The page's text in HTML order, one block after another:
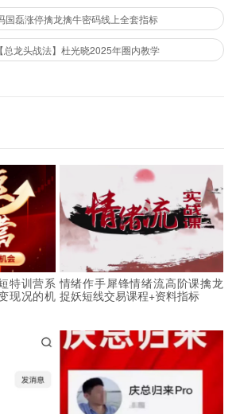
国磊涨停擒龙擒牛密码线上全套指标
总龙头战法】杜光晓2025年圈内教学
特训营系
现况的机
情绪作手犀锋情绪流高阶课擒龙
捉妖短线交易课程+资料指标